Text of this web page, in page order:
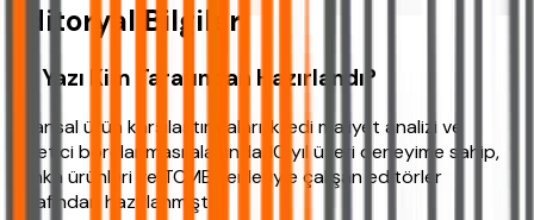
Editoryal Bilgiler
Bu Yazı Kim Tarafından Hazırlandı?
Finansal ürün karşılaştırmaları, kredi maliyet analizi ve
tüketici borçlanması alanında 10 yıl üzeri deneyime sahip,
banka ürünleri ve TCMB verileriyle çalışan editörler
tarafından hazırlanmıştır.